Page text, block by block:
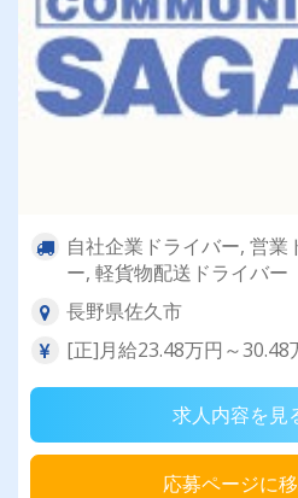
自社企業ドライバー, 営
ー, 軽貨物配送ドライバー
長野県佐久市
[正]月給23.48万円～30.48
求人内容を見
応募ページに